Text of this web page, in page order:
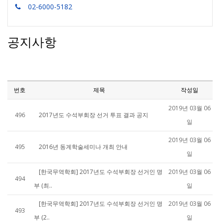
02-6000-5182
공지사항
번호 제목 작성일
496 2017년도 수석부회장 선거 투표 결과 공지
2019년 03월 06
일
495 2016년 동계학술세미나 개최 안내
2019년 03월 06
일
494
[한국무역학회] 2017년도 수석부회장 선거인 명
부 (최..
2019년 03월 06
일
493
[한국무역학회] 2017년도 수석부회장 선거인 명
부 (2..
2019년 03월 06
일